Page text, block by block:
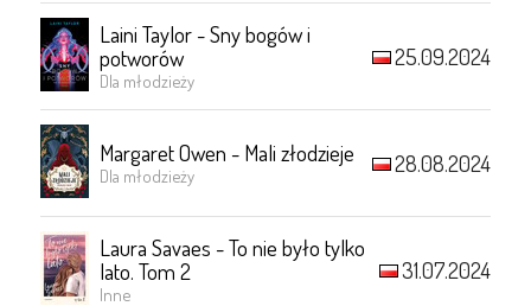
Laini Taylor - Sny bogów i
potworów
Dla młodzieży
25.09.2024
Margaret Owen - Mali złodzieje
Dla młodzieży 28.08.2024
Laura Savaes - To nie było tylko
lato. Tom 2
Inne
31.07.2024